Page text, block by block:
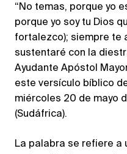
“No temas, porque yo
porque yo soy tu Dios
fortalezco); siempre te
sustentaré con la
Ayudante Apóstol
este versículo bíblico
miércoles 20 de mayo
(Sudáfrica).
La palabra se refiere a